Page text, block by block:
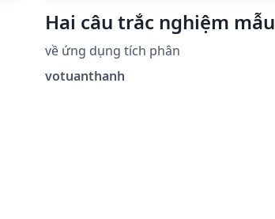
Hai câu trắc nghiệm mẫu
về ứng dụng tích phân
votuanthanh